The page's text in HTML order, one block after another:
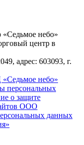
«Седьмое небо»
центр в
адрес: 603093, г.
небо»
персональных
о защите
ООО
данных